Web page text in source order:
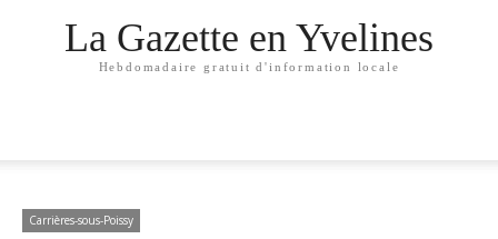
La Gazette en Yvelines
Hebdomadaire gratuit d'information locale
Carrières-sous-Poissy